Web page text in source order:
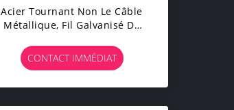
Acier Tournant Non Le Câble
Métallique, Fil Galvanisé De
Dimensionnelle De K19S
CONTACT IMMÉDIAT